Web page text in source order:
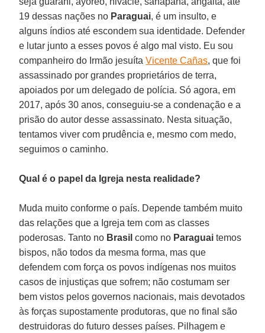
19 dessas nações no Paraguai, é um insulto, e
alguns índios até escondem sua identidade. Defender
e lutar junto a esses povos é algo mal visto. Eu sou
companheiro do Irmão jesuítaVicente Cañas, que foi
assassinado por grandes proprietários de terra,
apoiados por um delegado de polícia. Só agora, em
2017, após 30 anos, conseguiu-se a condenação e a
prisão do autor desse assassinato. Nesta situação,
tentamos viver com prudência e, mesmo com medo,
seguimos o caminho.
Qual é o papel da Igreja nesta realidade?
Muda muito conforme o país. Depende também muito
das relações que a Igreja tem com as classes
poderosas. Tanto no Brasil como no Paraguai temos
bispos, não todos da mesma forma, mas que
defendem com força os povos indígenas nos muitos
casos de injustiças que sofrem; não costumam ser
bem vistos pelos governos nacionais, mais devotados
às forças supostamente produtoras, que no final são
destruidoras do futuro desses países. Pilhagem e